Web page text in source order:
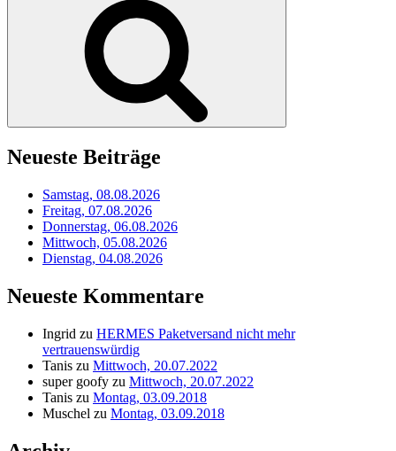
Neueste Beiträge
Samstag, 08.08.2026
Freitag, 07.08.2026
Donnerstag, 06.08.2026
Mittwoch, 05.08.2026
Dienstag, 04.08.2026
Neueste Kommentare
Ingrid zu HERMES Paketversand nicht mehr
vertrauenswürdig
Tanis zu Mittwoch, 20.07.2022
super goofy zu Mittwoch, 20.07.2022
Tanis zu Montag, 03.09.2018
Muschel zu Montag, 03.09.2018